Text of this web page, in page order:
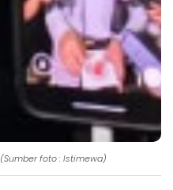
(Sumber foto : Istimewa)